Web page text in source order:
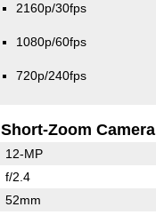
2160p/30fps
1080p/60fps
720p/240fps
Short-Zoom Camera
12-MP
f/2.4
52mm